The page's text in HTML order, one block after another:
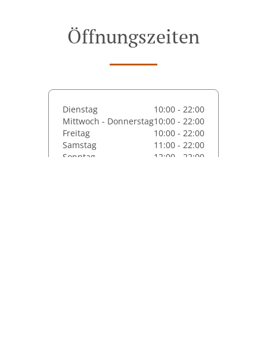
Öffnungszeiten
Dienstag
10:00 - 22:00
Mittwoch - Donnerstag10:00 - 22:00
Freitag
10:00 - 22:00
Samstag
11:00 - 22:00
Sonntag
12:00 - 22:00